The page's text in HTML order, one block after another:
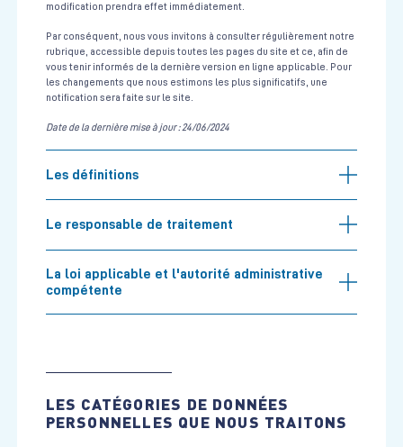
modification prendra effet immédiatement.
Par conséquent, nous vous invitons à consulter régulièrement notre
rubrique, accessible depuis toutes les pages du site et ce, afin de
vous tenir informés de la dernière version en ligne applicable. Pour
les changements que nous estimons les plus significatifs, une
notification sera faite sur le site.
Date de la dernière mise à jour : 24/06/2024
Les définitions
Le responsable de traitement
La loi applicable et l'autorité administrative
compétente
LES CATÉGORIES DE DONNÉES
PERSONNELLES QUE NOUS TRAITONS